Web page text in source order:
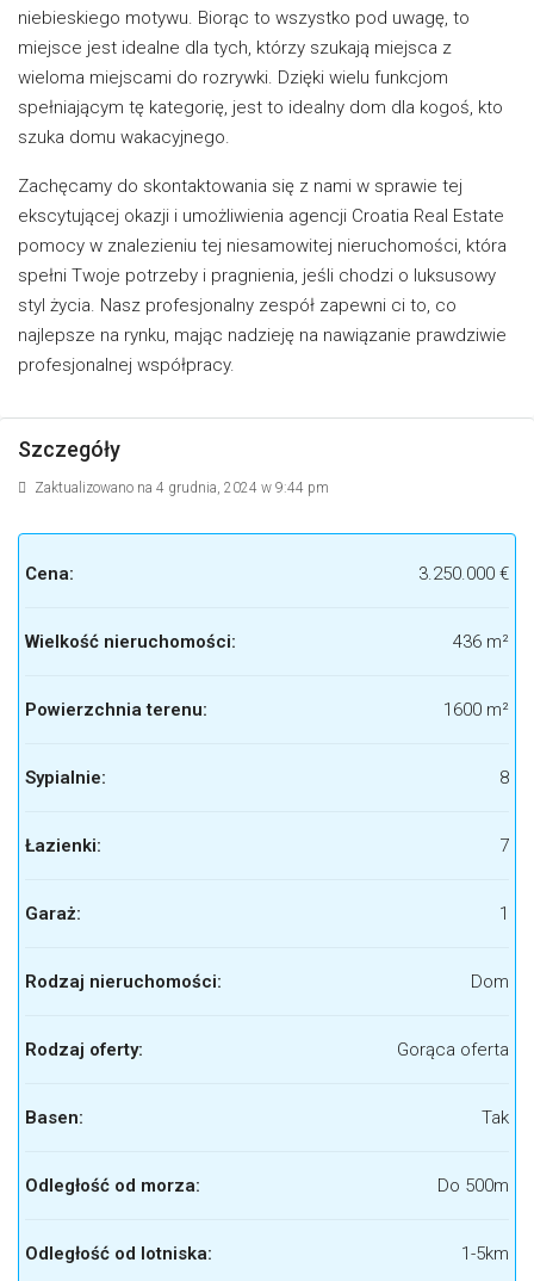
niebieskiego motywu. Biorąc to wszystko pod uwagę, to
miejsce jest idealne dla tych, którzy szukają miejsca z
wieloma miejscami do rozrywki. Dzięki wielu funkcjom
spełniającym tę kategorię, jest to idealny dom dla kogoś, kto
szuka domu wakacyjnego.
Zachęcamy do skontaktowania się z nami w sprawie tej
ekscytującej okazji i umożliwienia agencji Croatia Real Estate
pomocy w znalezieniu tej niesamowitej nieruchomości, która
spełni Twoje potrzeby i pragnienia, jeśli chodzi o luksusowy
styl życia. Nasz profesjonalny zespół zapewni ci to, co
najlepsze na rynku, mając nadzieję na nawiązanie prawdziwie
profesjonalnej współpracy.
Szczegóły
Zaktualizowano na 4 grudnia, 2024 w 9:44 pm
Cena: 3.250.000 €
Wielkość nieruchomości: 436 m²
Powierzchnia terenu: 1600 m²
Sypialnie: 8
Łazienki: 7
Garaż: 1
Rodzaj nieruchomości: Dom
Rodzaj oferty: Gorąca oferta
Basen: Tak
Odległość od morza: Do 500m
Odległość od lotniska: 1-5km